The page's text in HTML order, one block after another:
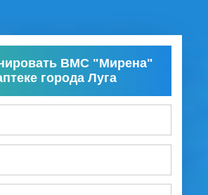
ВМС "Мирена"
города Луга